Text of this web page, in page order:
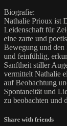
Biografie:
Nathalie Prioux ist
Leidenschaft für
eine zarte und
Bewegung und
und feinfühlig,
Sanftheit stiller
vermittelt Nathalie
auf Beobachtung
Spontaneität und
zu beobachten und
Share with friends